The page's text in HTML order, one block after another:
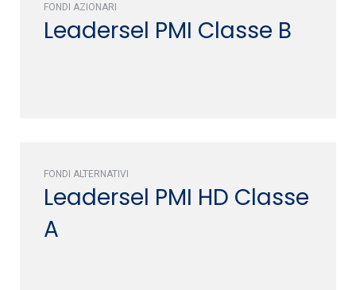
FONDI AZIONARI
Leadersel PMI Classe B
FONDI ALTERNATIVI
Leadersel PMI HD Classe
A